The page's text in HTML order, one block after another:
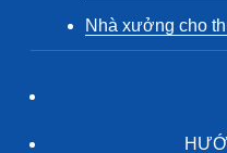
Nhà xưởng cho